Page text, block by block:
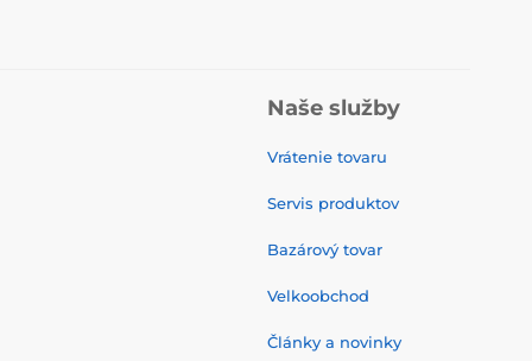
Naše služby
Vrátenie tovaru
Servis produktov
Bazárový tovar
Velkoobchod
Články a novinky